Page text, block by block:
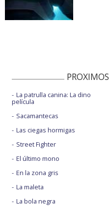
La patrulla canina: La dino
película
Sacamantecas
Las ciegas hormigas
Street Fighter
El último mono
En la zona gris
La maleta
La bola negra